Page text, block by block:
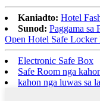
Kaniadto: Hotel
Sunod: Paggama sa
Open Hotel Safe Locker
Electronic Safe Box
Safe Room nga
kahon nga luwas sa